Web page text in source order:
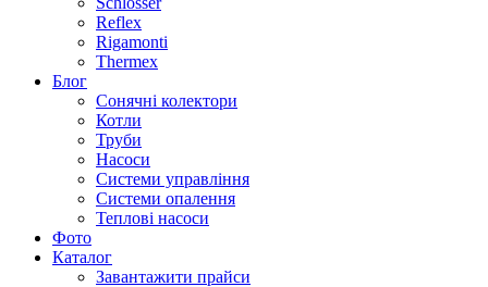
Reflex
Rigamonti
Thermex
Блог
Сонячні колектори
Котли
Труби
Насоси
Системи управління
Системи опалення
Теплові насоси
Фото
Каталог
Завантажити прайси